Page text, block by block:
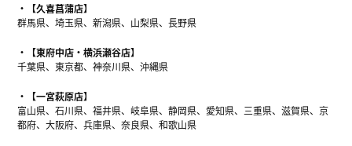
【久喜菖蒲店】
群馬県、埼玉県、新潟県、山梨県、長野県
【東府中店・横浜瀬谷店】
千葉県、東京都、神奈川県、沖縄県
【一宮萩原店】
富山県、石川県、福井県、岐阜県、静岡県、愛知県、三重県、滋賀県、京
都府、大阪府、兵庫県、奈良県、和歌山県